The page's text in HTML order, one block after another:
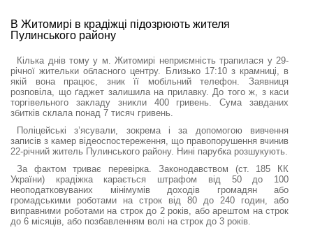
В Житомирі в крадіжці підозрюють жителя
Пулинського району
Кілька днів тому у м. Житомирі неприємність трапилася у 29-
річної жительки обласного центру. Близько 17:10 з крамниці, в
якій вона працює, зник її мобільний телефон. Заявниця
розповіла, що ґаджет залишила на прилавку. До того ж, з каси
торгівельного закладу зникли 400 гривень. Сума завданих
збитків склала понад 7 тисяч гривень.
Поліцейські з’ясували, зокрема і за допомогою вивчення
записів з камер відеоспостереження, що правопорушення вчинив
22-річний житель Пулинського району. Нині парубка розшукують.
За фактом триває перевірка. Законодавством (ст. 185 КК
України) крадіжка карається штрафом від 50 до 100
неоподатковуваних мінімумів доходів громадян або
громадськими роботами на строк від 80 до 240 годин, або
виправними роботами на строк до 2 років, або арештом на строк
до 6 місяців, або позбавленням волі на строк до 3 років.